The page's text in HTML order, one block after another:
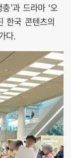
’과 드라마 ‘오
한국 콘텐츠의
다.